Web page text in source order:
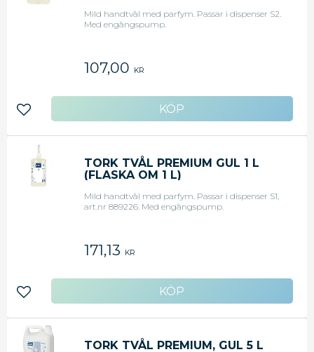
Mild handtvål med parfym. Passar i dispenser S2.
Med engångspump.
107,00 KR
Lägg till i favoriter
TORK TVÅL PREMIUM GUL 1 L
(FLASKA OM 1 L)
Mild handtvål med parfym. Passar i dispenser S1,
art.nr 889226. Med engångspump.
171,13 KR
Lägg till i favoriter
TORK TVÅL PREMIUM, GUL 5 L